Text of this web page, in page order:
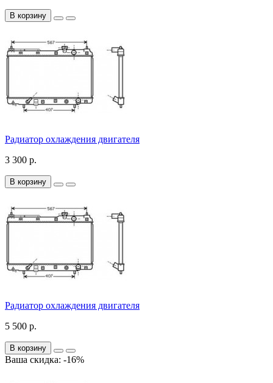
В корзину
Радиатор охлаждения двигателя
3 300 р.
В корзину
Радиатор охлаждения двигателя
5 500 р.
В корзину
Ваша скидка: -16%